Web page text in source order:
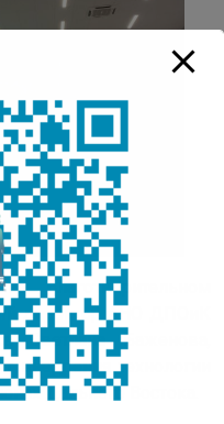
благотворительном
директор АНО ДПОиК
Светлана Баженова,
внедрения технологии
Дальнего Востока.